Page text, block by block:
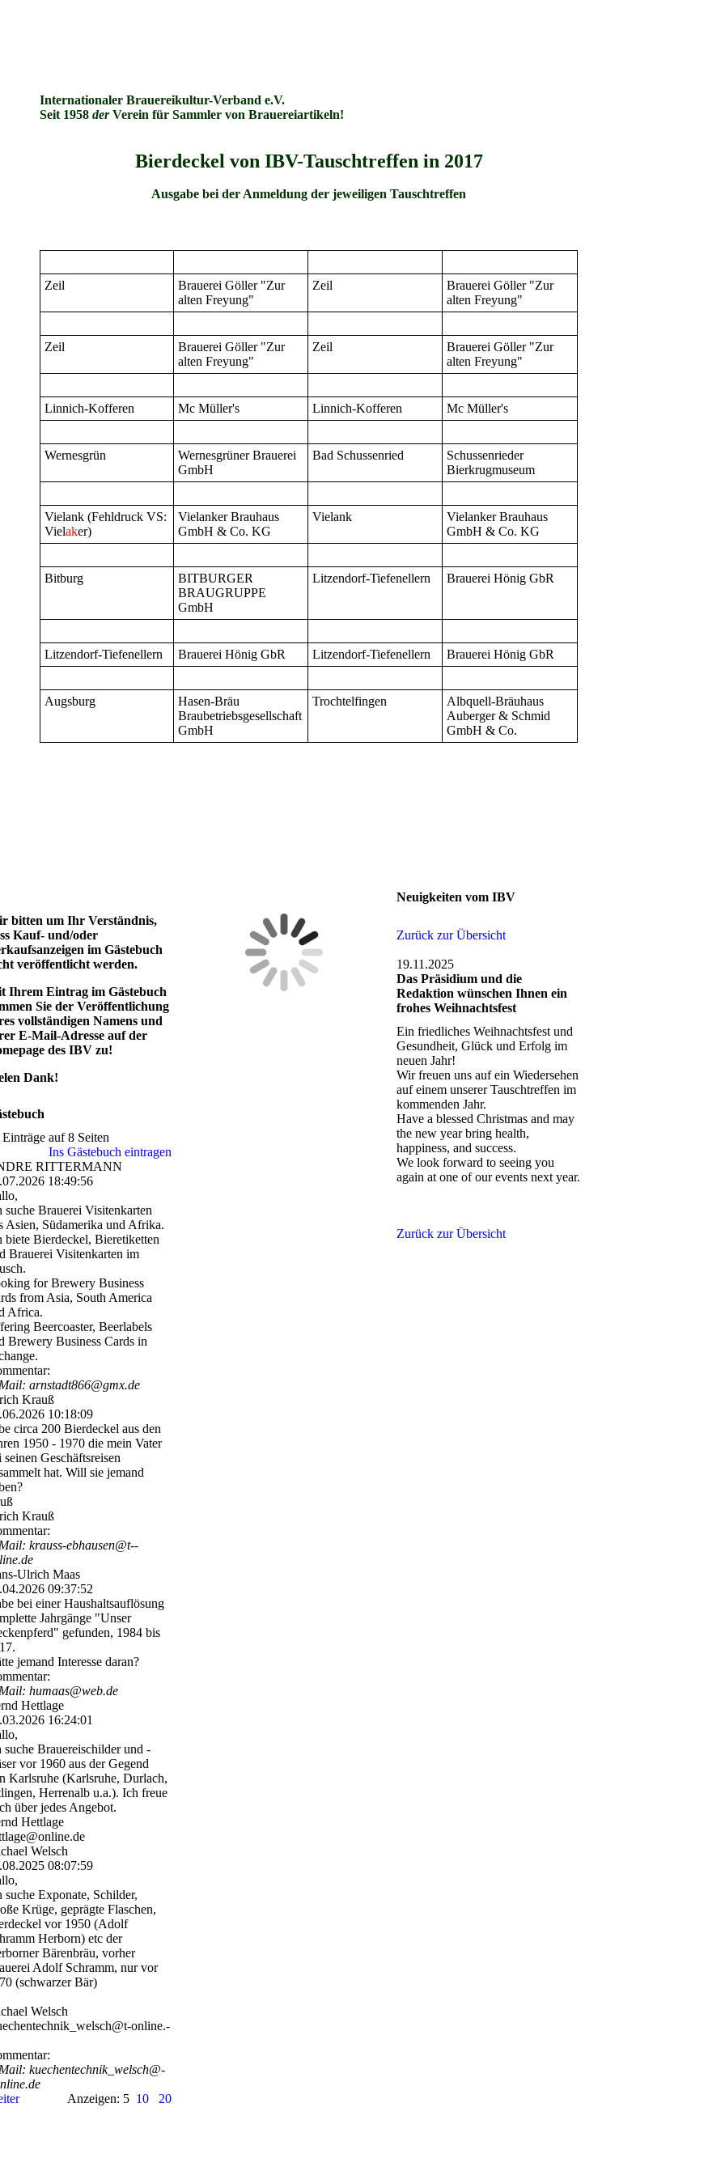
Internationaler Brauereikultur-Verband e.V.
Seit 1958 derVerein für Sammler von Brauereiartikeln!
Bierdeckel von IBV-Tauschtreffen in 2017
Ausgabe bei der Anmeldung der jeweiligen Tauschtreffen
Zeil
Brauerei Göller "Zur
alten Freyung"
Zeil
Brauerei Göller "Zur
alten Freyung"
Zeil
Brauerei Göller "Zur
alten Freyung"
Zeil
Brauerei Göller "Zur
alten Freyung"
Linnich-Kofferen Mc Müller's Linnich-Kofferen Mc Müller's
Wernesgrün
Wernesgrüner Brauerei
GmbH
Bad Schussenried
Schussenrieder
Bierkrugmuseum
Vielank (Fehldruck VS:
Vielaker)
Vielanker Brauhaus
GmbH & Co. KG
Vielank
Vielanker Brauhaus
GmbH & Co. KG
Bitburg
BITBURGER
BRAUGRUPPE
GmbH
Litzendorf-Tiefenellern Brauerei Hönig GbR
Litzendorf-Tiefenellern Brauerei Hönig GbR Litzendorf-Tiefenellern Brauerei Hönig GbR
Augsburg
Hasen-Bräu
Braubetriebsgesellschaft
GmbH
Trochtelfingen
Albquell-Bräuhaus
Auberger & Schmid
GmbH & Co.
bitten um Ihr Verständnis,
Kauf- und/oder
im Gästebuch
veröffentlicht werden.
Ihrem Eintrag im Gästebuch
Sie der Veröffentlichung
vollständigen Namens und
E-Mail-Adresse auf der
des IBV zu!
Dank!
auf 8 Seiten
Ins Gästebuch eintragen
RITTERMANN
18:49:56
suche Brauerei Visitenkarten
Asien, Südamerika und Afrika.
biete Bierdeckel, Bieretiketten
Brauerei Visitenkarten im
for Brewery Business
from Asia, South America
Africa.
Beercoaster, Beerlabels
Brewery Business Cards in
arnstadt866@gmx.de
Krauß
10:18:09
circa 200 Bierdeckel aus den
1950 - 1970 die mein Vater
seinen Geschäftsreisen
hat. Will sie jemand
Krauß
krauss-­ebhausen@­t-­
Ulrich Maas
09:37:52
bei einer Haushaltsauflösung
Jahrgänge "Unser
gefunden, 1984 bis
jemand Interesse daran?
humaas@web.de
Hettlage
16:24:01
suche Brauereischilder und -
vor 1960 aus der Gegend
Karlsruhe (Karlsruhe, Durlach,
Herrenalb u.a.). Ich freue
über jedes Angebot.
Hettlage
Welsch
08:07:59
suche Exponate, Schilder,
Krüge, geprägte Flaschen,
vor 1950 (Adolf
Herborn) etc der
Bärenbräu, vorher
Adolf Schramm, nur vor
(schwarzer Bär)
Welsch
­online.­
kuechentechnik_­welsch@­
Anzeigen: 5 10 20
Neuigkeiten vom IBV
Zurück zur Übersicht
19.11.2025
Das Präsidium und die
Redaktion wünschen Ihnen ein
frohes Weihnachtsfest
Ein friedliches Weihnachtsfest und
Gesundheit, Glück und Erfolg im
neuen Jahr!
Wir freuen uns auf ein Wiedersehen
auf einem unserer Tauschtreffen im
kommenden Jahr.
Have a blessed Christmas and may
the new year bring health,
happiness, and success.
We look forward to seeing you
again at one of our events next year.
Zurück zur Übersicht